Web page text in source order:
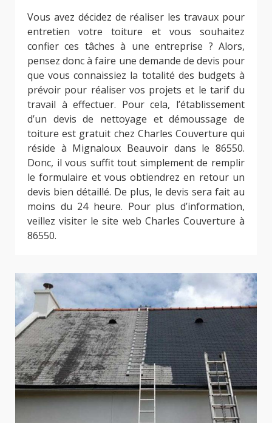
Vous avez décidez de réaliser les travaux pour
entretien votre toiture et vous souhaitez
confier ces tâches à une entreprise ? Alors,
pensez donc à faire une demande de devis pour
que vous connaissiez la totalité des budgets à
prévoir pour réaliser vos projets et le tarif du
travail à effectuer. Pour cela, l’établissement
d’un devis de nettoyage et démoussage de
toiture est gratuit chez Charles Couverture qui
réside à Mignaloux Beauvoir dans le 86550.
Donc, il vous suffit tout simplement de remplir
le formulaire et vous obtiendrez en retour un
devis bien détaillé. De plus, le devis sera fait au
moins du 24 heure. Pour plus d’information,
veillez visiter le site web Charles Couverture à
86550.